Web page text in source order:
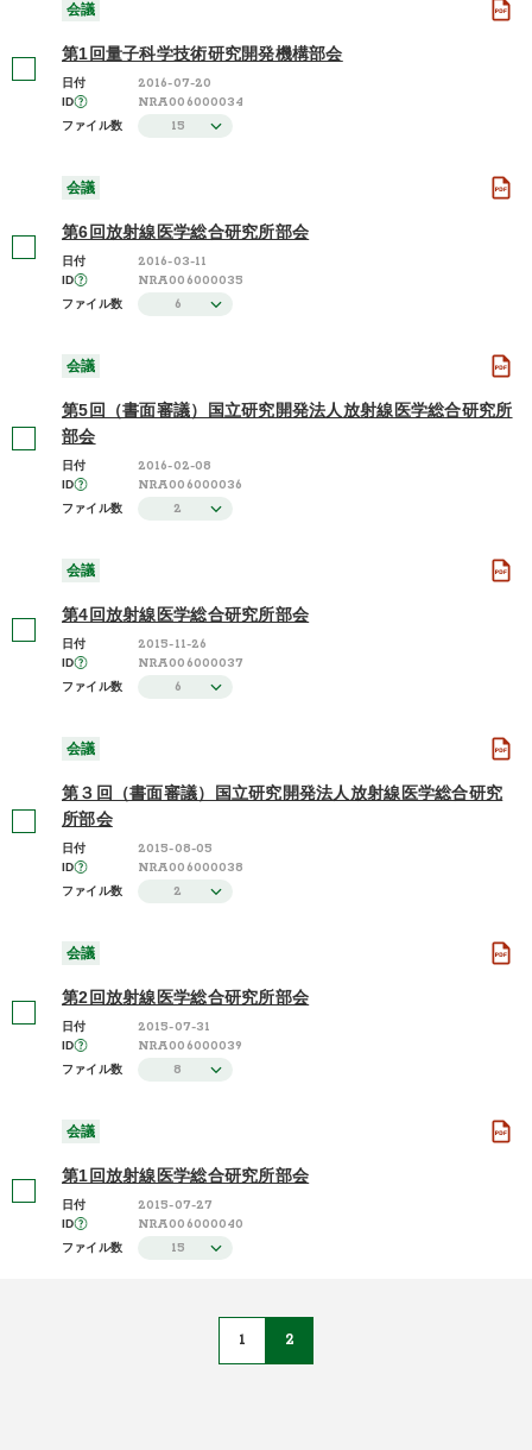
会議
第1回量子科学技術研究開発機構部会
日付 2016-07-20
ID NRA006000034
ファイル数 15
会議
第6回放射線医学総合研究所部会
日付 2016-03-11
ID NRA006000035
ファイル数 6
会議
第5回（書面審議）国立研究開発法人放射線医学総合研究所
部会
日付 2016-02-08
ID NRA006000036
ファイル数 2
会議
第4回放射線医学総合研究所部会
日付 2015-11-26
ID NRA006000037
ファイル数 6
会議
第３回（書面審議）国立研究開発法人放射線医学総合研究
所部会
日付 2015-08-05
ID NRA006000038
ファイル数 2
会議
第2回放射線医学総合研究所部会
日付 2015-07-31
ID NRA006000039
ファイル数 8
会議
第1回放射線医学総合研究所部会
日付 2015-07-27
ID NRA006000040
ファイル数 15
1 2